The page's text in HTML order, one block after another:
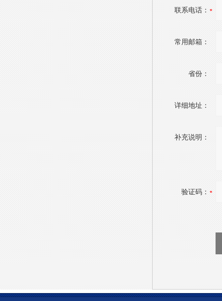
联系电话：
常用邮箱：
省份：
详细地址：
补充说明：
验证码：